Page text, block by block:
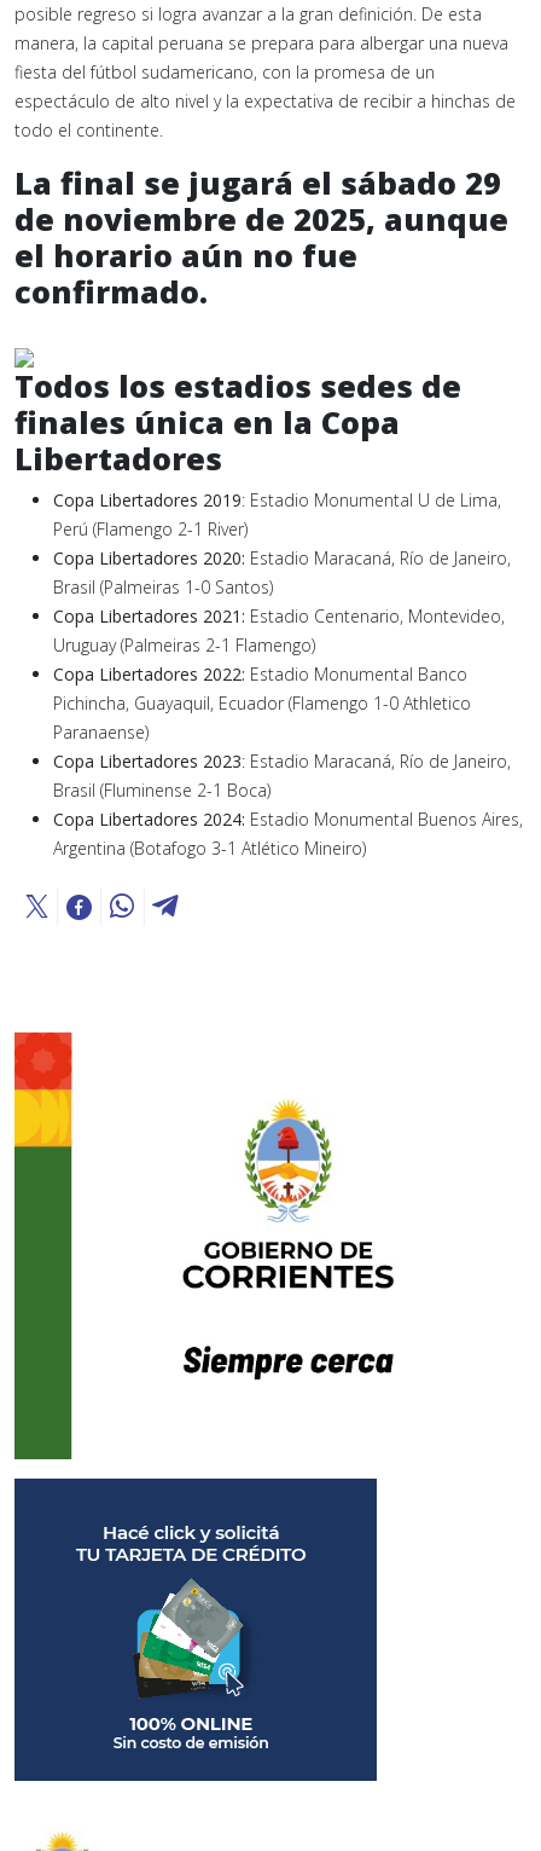
posible regreso si logra avanzar a la gran definición. De esta
manera, la capital peruana se prepara para albergar una nueva
fiesta del fútbol sudamericano, con la promesa de un
espectáculo de alto nivel y la expectativa de recibir a hinchas de
todo el continente.
La final se jugará el sábado 29
de noviembre de 2025, aunque
el horario aún no fue
confirmado.
Todos los estadios sedes de
finales única en la Copa
Libertadores
Copa Libertadores 2019: Estadio Monumental U de Lima,
Perú (Flamengo 2-1 River)
Copa Libertadores 2020: Estadio Maracaná, Río de Janeiro,
Brasil (Palmeiras 1-0 Santos)
Copa Libertadores 2021: Estadio Centenario, Montevideo,
Uruguay (Palmeiras 2-1 Flamengo)
Copa Libertadores 2022: Estadio Monumental Banco
Pichincha, Guayaquil, Ecuador (Flamengo 1-0 Athletico
Paranaense)
Copa Libertadores 2023: Estadio Maracaná, Río de Janeiro,
Brasil (Fluminense 2-1 Boca)
Copa Libertadores 2024: Estadio Monumental Buenos Aires,
Argentina (Botafogo 3-1 Atlético Mineiro)